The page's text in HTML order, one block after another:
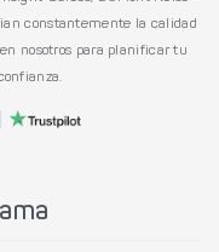
constantemente la calidad
nosotros para planificar tu